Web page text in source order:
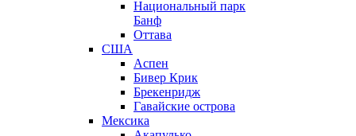
Национальный парк
Банф
Оттава
США
Аспен
Бивер Крик
Брекенридж
Гавайские острова
Мексика